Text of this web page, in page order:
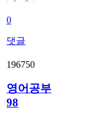
0
댓글
196750
영어공부
98